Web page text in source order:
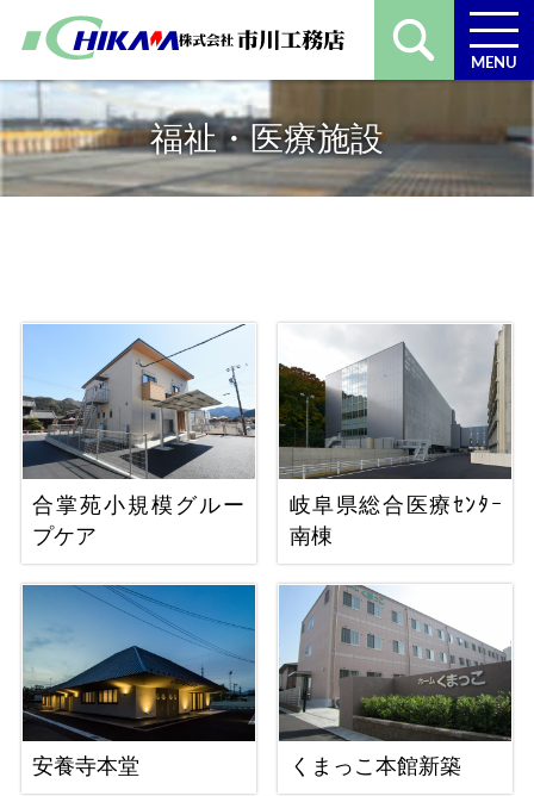
MENU
福祉・医療施設
合掌苑小規模グルー
プケア
岐阜県総合医療ｾﾝﾀｰ
南棟
安養寺本堂 くまっこ本館新築